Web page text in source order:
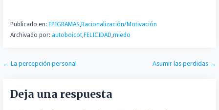
Publicado en: EPIGRAMAS,Racionalización/Motivación
Archivado por: autoboicot,FELICIDAD,miedo
Navegación
entradas
← La percepción personal Asumir las perdidas →
Deja una respuesta